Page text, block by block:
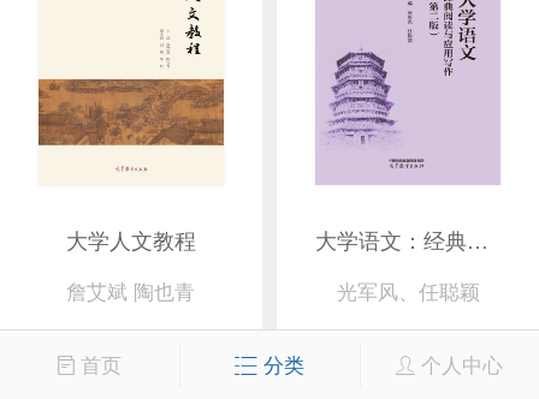
大学人文教程
詹艾斌 陶也青
36.00 元 收藏
大学语文：经典阅读与应用写作（第二版）
光军风、任聪颖
47.00 元 收藏
首页 分类 个人中心